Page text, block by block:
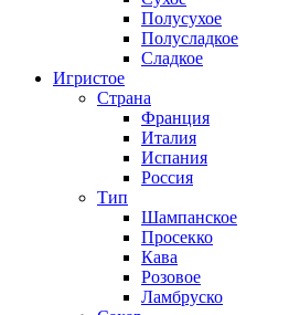
Полусухое
Полусладкое
Сладкое
Игристое
Страна
Франция
Италия
Испания
Россия
Тип
Шампанское
Просекко
Кава
Розовое
Ламбруско